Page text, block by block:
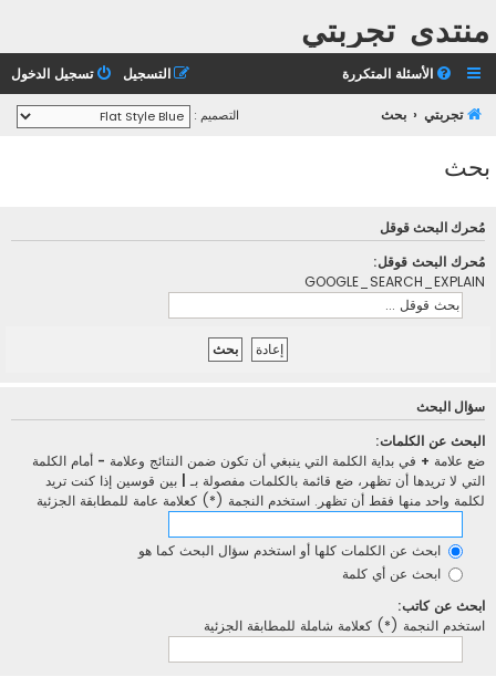
منتدى تجربتي
الأسئلة المتكررة تسجيل الدخول التسجيل
تجربتي بحث التصميم :
بحث
مُحرك البحث قوقل
مُحرك البحث قوقل:
GOOGLE_SEARCH_EXPLAIN
سؤال البحث
البحث عن الكلمات:
ضع علامة + في بداية الكلمة التي ينبغي أن تكون ضمن النتائج وعلامة - أمام الكلمة
التي لا تريدها أن تظهر، ضع قائمة بالكلمات مفصولة بـ
بين قوسين إذا كنت تريد
لكلمة واحد منها فقط أن تظهر. استخدم النجمة (*) كعلامة عامة للمطابقة الجزئية
ابحث عن الكلمات كلها أو استخدم سؤال البحث كما هو
ابحث عن أي كلمة
ابحث عن كاتب:
استخدم النجمة (*) كعلامة شاملة للمطابقة الجزئية